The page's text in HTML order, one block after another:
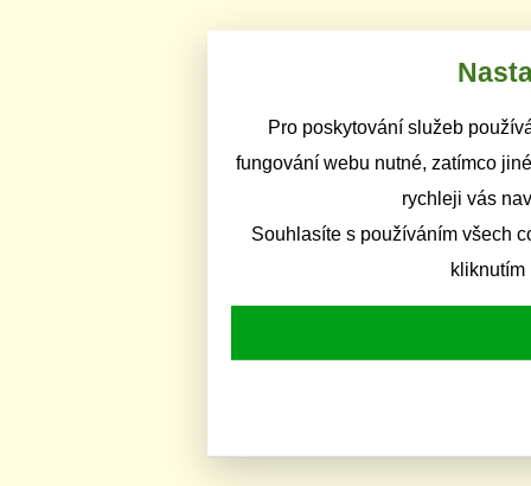
Pro poskytování služeb
fungování webu nutné, zatímco
rychleji vás
Souhlasíte s používáním všech
kliknutím